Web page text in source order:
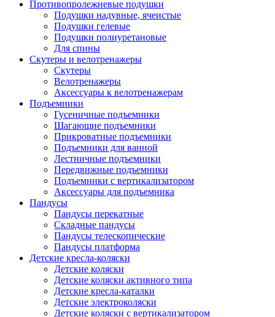
Противопролежневые подушки
Подушки надувные, ячеистые
Подушки гелевые
Подушки полиуретановые
Для спины
Скутеры и велотренажеры
Скутеры
Велотренажеры
Аксессуары к велотренажерам
Подъемники
Гусеничные подъемники
Шагающие подъемники
Прикроватные подъемники
Подъемники для ванной
Лестничные подъемники
Передвижные подъемники
Подъемники с вертикализатором
Аксессуары для подъемника
Пандусы
Пандусы перекатные
Складные пандусы
Пандусы телескопические
Пандусы платформа
Детские кресла-коляски
Детские коляски
Детские коляски активного типа
Детские кресла-каталки
Детские электроколяски
Детские коляски с вертикализатором